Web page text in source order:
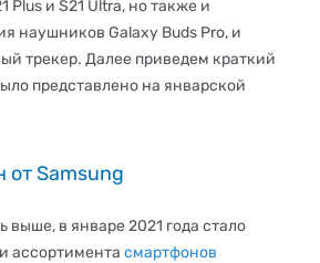
Plus и S21 Ultra, но также и
наушников Galaxy Buds Pro, и
трекер. Далее приведем краткий
представлено на январской
от Samsung
выше, в январе 2021 года стало
ассортимента смартфонов